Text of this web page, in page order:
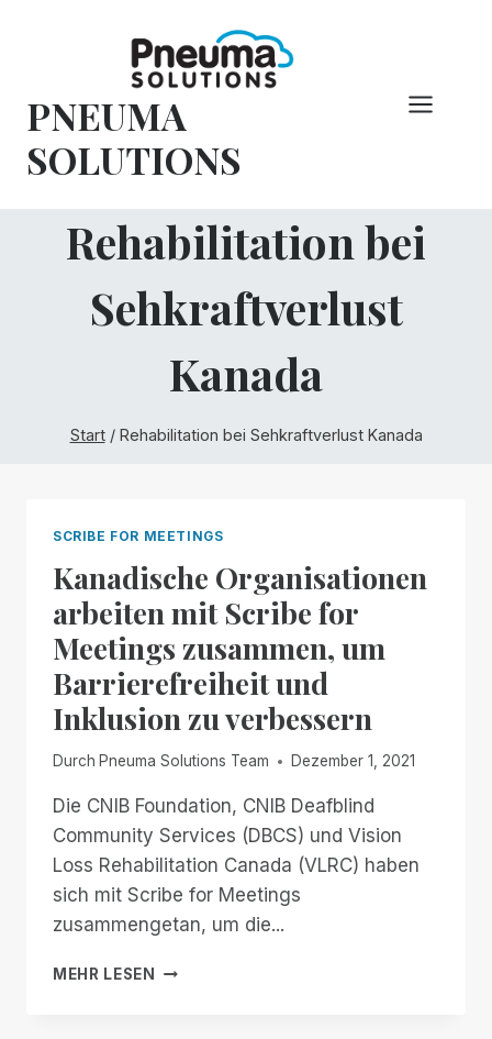
PNEUMA
SOLUTIONS
Rehabilitation bei
Sehkraftverlust
Kanada
Start / Rehabilitation bei Sehkraftverlust Kanada
SCRIBE FOR MEETINGS
Kanadische Organisationen
arbeiten mit Scribe for
Meetings zusammen, um
Barrierefreiheit und
Inklusion zu verbessern
Durch Pneuma Solutions Team Dezember 1, 2021
Die CNIB Foundation, CNIB Deafblind
Community Services (DBCS) und Vision
Loss Rehabilitation Canada (VLRC) haben
sich mit Scribe for Meetings
zusammengetan, um die...
MEHR LESEN
KANADISCHE